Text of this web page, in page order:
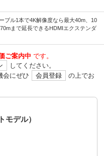
ブル1本で4K解像度なら最大40m、10
まで延長できるHDMIエクステンダ
ご案内中 です。
してください。
会にぜひ
会員登録
の上でお
モデル）